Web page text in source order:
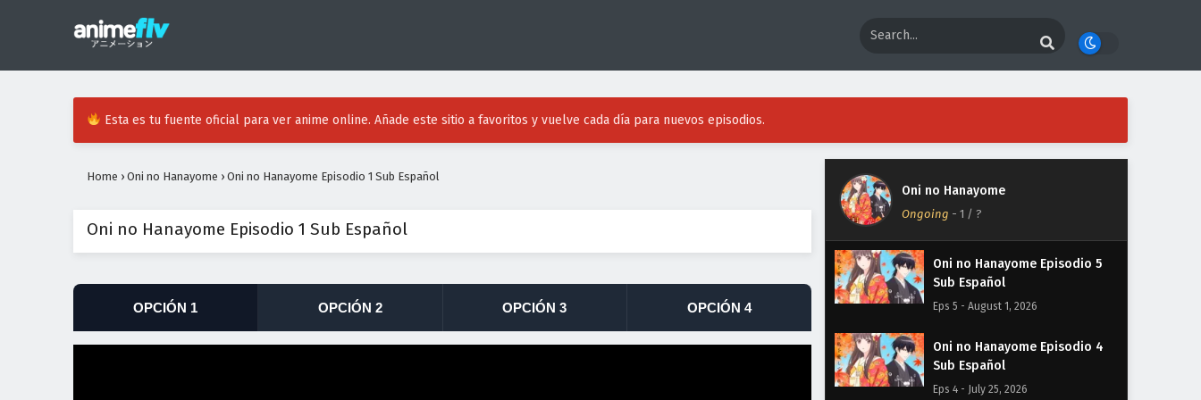
Esta es tu fuente oficial para ver anime online. Añade este sitio a favoritos y vuelve cada día para nuevos episodios.
Home › Oni no Hanayome › Oni no Hanayome Episodio 1 Sub Español
Oni no Hanayome Episodio 1 Sub Español
OPCIÓN 1 OPCIÓN 2 OPCIÓN 3 OPCIÓN 4
Oni no Hanayome
Ongoing - 1 / ?
Oni no Hanayome Episodio 5
Sub Español
Eps 5 - August 1, 2026
Oni no Hanayome Episodio 4
Sub Español
Eps 4 - July 25, 2026